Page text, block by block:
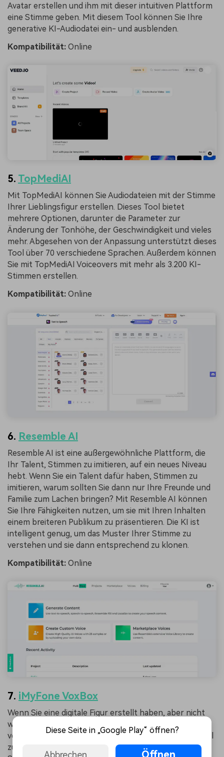
Avatar erstellen und ihm mit dieser intuitiven Plattform
eine Stimme geben. Mit diesem Tool können Sie Ihre
generative KI-Audiodatei ein- und ausblenden.
Kompatibilität: Online
5. TopMediAI
Mit TopMediAI können Sie Audiodateien mit der Stimme
Ihrer Lieblingsfigur erstellen. Dieses Tool bietet
mehrere Optionen, darunter die Parameter zur
Änderung der Tonhöhe, der Geschwindigkeit und vieles
mehr. Abgesehen von der Anpassung unterstützt dieses
Tool über 70 verschiedene Sprachen. Außerdem können
Sie mit TopMediAI Voiceovers mit mehr als 3.200 KI-
Stimmen erstellen.
Kompatibilität: Online
6. Resemble AI
Resemble AI ist eine außergewöhnliche Plattform, die
Ihr Talent, Stimmen zu imitieren, auf ein neues Niveau
hebt. Wenn Sie ein Talent dafür haben, Stimmen zu
imitieren, warum sollten Sie dann nur Ihre Freunde und
Familie zum Lachen bringen? Mit Resemble AI können
Sie Ihre Fähigkeiten nutzen, um sie mit Ihren Inhalten
einem breiteren Publikum zu präsentieren. Die KI ist
intelligent genug, um das Muster Ihrer Stimme zu
verstehen und sie dann entsprechend zu klonen.
Kompatibilität: Online
7. iMyFone VoxBox
Wenn Sie eine digitale Figur erstellt haben, aber nicht
wissen, wie Sie ihr eine Stimme geben können,
verwenden Sie dieses Tool. iMyFone VoxBox ist ein Tool
zur Erzeugung von Stimmen für KI-Figuren. Diese
Diese Seite in „Google Play“ öffnen?
Abbrechen Öffnen